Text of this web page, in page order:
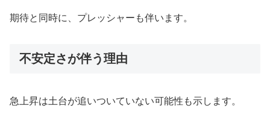
期待と同時に、プレッシャーも伴います。
不安定さが伴う理由
急上昇は土台が追いついていない可能性も示します。